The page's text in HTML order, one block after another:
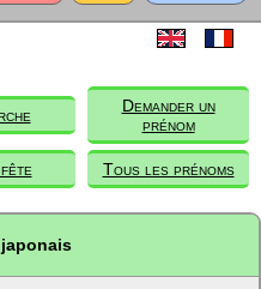
Demander un
prénom
fête Tous les prénoms